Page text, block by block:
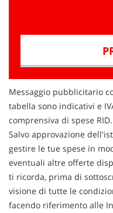
Contattaci
Messaggio pubblicitario
tabella sono indicativi e
comprensiva di spese
Salvo approvazione
gestire le tue spese in
eventuali altre offerte
ti ricorda, prima di
visione di tutte le
facendo riferimento alle